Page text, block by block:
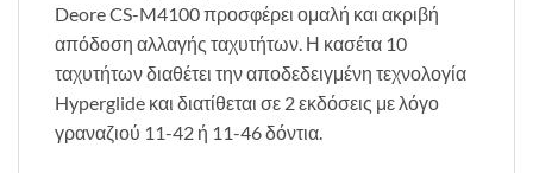
Deore CS-M4100 προσφέρει ομαλή και ακριβή
απόδοση αλλαγής ταχυτήτων. Η κασέτα 10
ταχυτήτων διαθέτει την αποδεδειγμένη τεχνολογία
Hyperglide και διατίθεται σε 2 εκδόσεις με λόγο
γραναζιού 11-42 ή 11-46 δόντια.